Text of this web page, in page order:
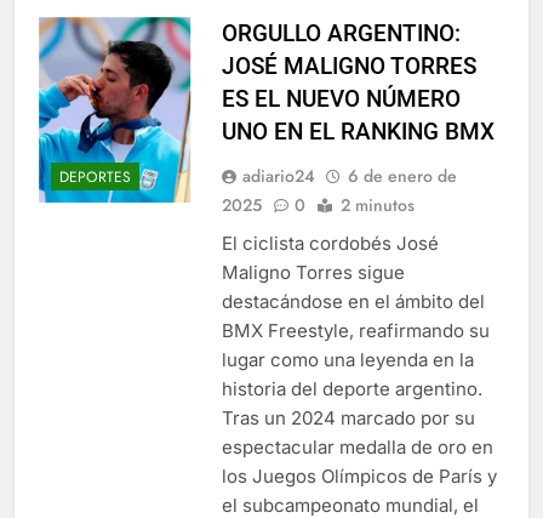
DEPORTES
ORGULLO ARGENTINO:
JOSÉ MALIGNO TORRES
ES EL NUEVO NÚMERO
UNO EN EL RANKING BMX
adiario24
6 de enero de
2025
0 2 minutos
El ciclista cordobés José
Maligno Torres sigue
destacándose en el ámbito del
BMX Freestyle, reafirmando su
lugar como una leyenda en la
historia del deporte argentino.
Tras un 2024 marcado por su
espectacular medalla de oro en
los Juegos Olímpicos de París y
el subcampeonato mundial, el